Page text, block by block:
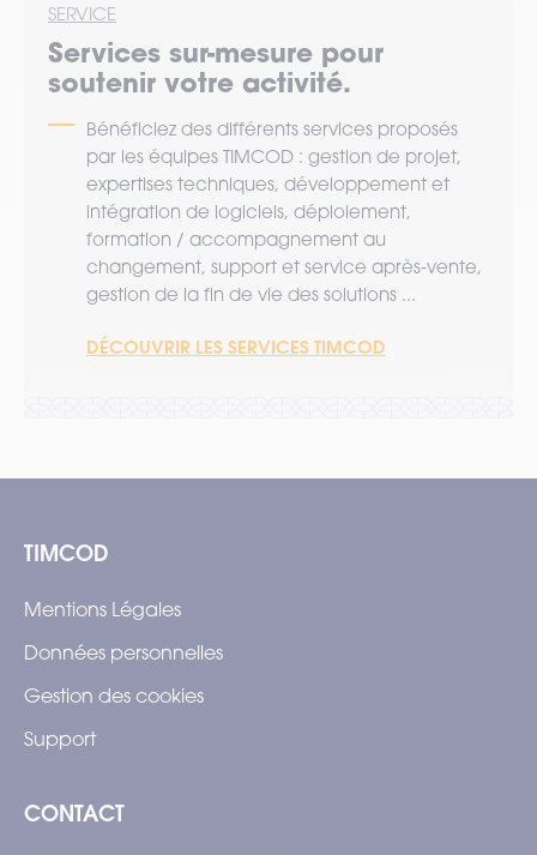
SERVICE
Services sur-mesure pour
soutenir votre activité.
Bénéficiez des différents services proposés
par les équipes TIMCOD : gestion de projet,
expertises techniques, développement et
intégration de logiciels, déploiement,
formation / accompagnement au
changement, support et service après-vente,
gestion de la fin de vie des solutions ...
DÉCOUVRIR LES SERVICES TIMCOD
TIMCOD
Mentions Légales
Données personnelles
Gestion des cookies
Support
CONTACT